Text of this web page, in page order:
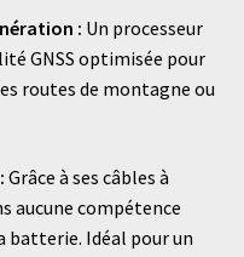
: Un processeur
GNSS optimisée pour
routes de montagne ou
Grâce à ses câbles à
aucune compétence
batterie. Idéal pour un